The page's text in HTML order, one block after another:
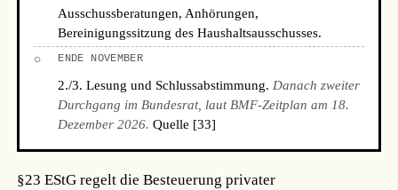
Ausschussberatungen, Anhörungen,
Bereinigungssitzung des Haushaltsausschusses.
○ ENDE NOVEMBER
2./3. Lesung und Schlussabstimmung. Danach zweiter
Durchgang im Bundesrat, laut BMF-Zeitplan am 18.
Dezember 2026. Quelle [33]
§23 EStG regelt die Besteuerung privater